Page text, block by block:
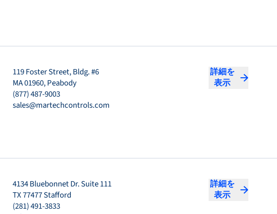
119 Foster Street, Bldg. #6
MA 01960, Peabody
(877) 487-9003
sales@martechcontrols.com
詳細を
表示
4134 Bluebonnet Dr. Suite 111
TX 77477 Stafford
(281) 491-3833
詳細を
表示